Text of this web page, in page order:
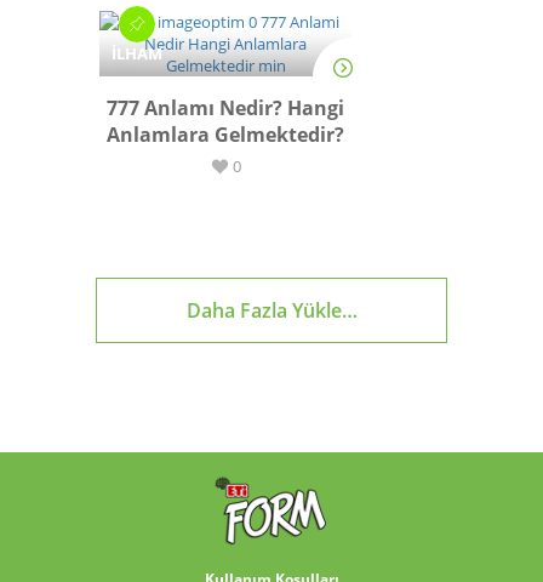
İLHAM
777 Anlamı Nedir? Hangi
Anlamlara Gelmektedir?
0
Daha Fazla Yükle…